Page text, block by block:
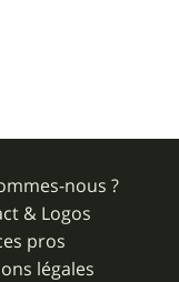
nous ?
& Logos
pros
légales